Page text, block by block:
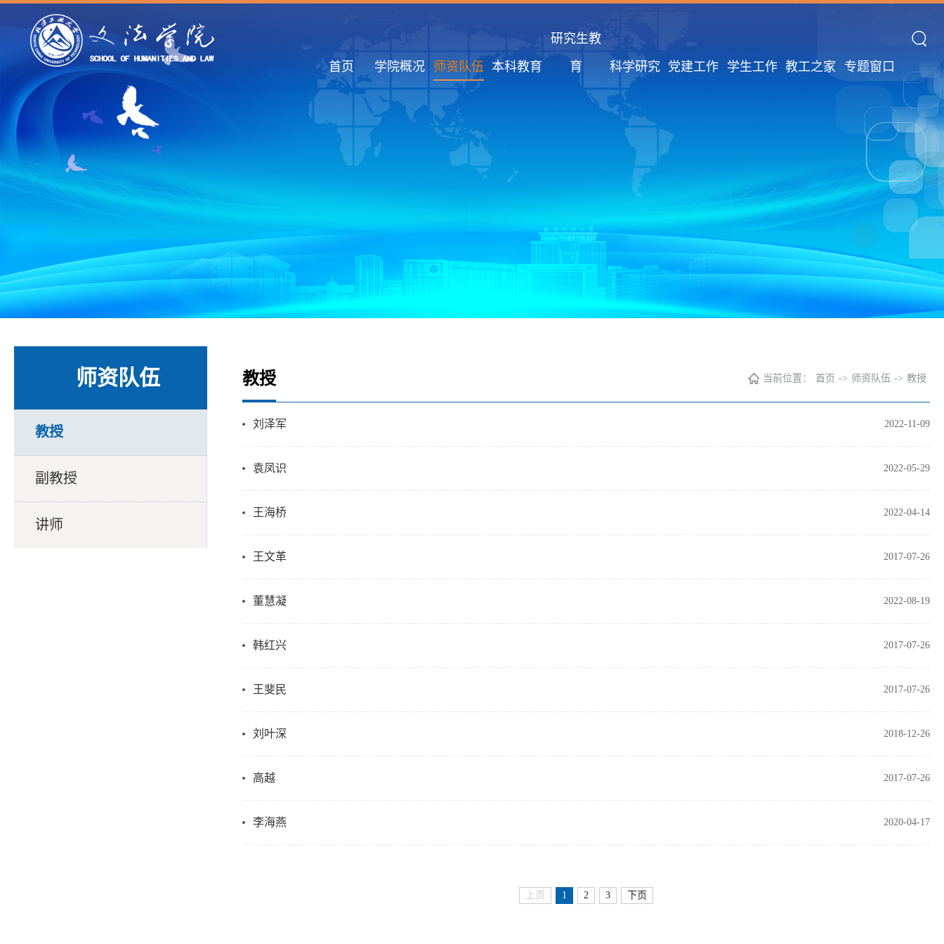
首页 学院概况 师资队伍 本科教育
研究生教
育
科学研究 党建工作 学生工作 教工之家 专题窗口
师资队伍
教授
副教授
讲师
教授 当前位置： 首页 -> 师资队伍 -> 教授
2022-11-09
刘泽军
2022-05-29
袁凤识
2022-04-14
王海桥
2017-07-26
王文革
2022-08-19
董慧凝
2017-07-26
韩红兴
2017-07-26
王斐民
2018-12-26
刘叶深
2017-07-26
高越
2020-04-17
李海燕
上页 1 2 3 下页